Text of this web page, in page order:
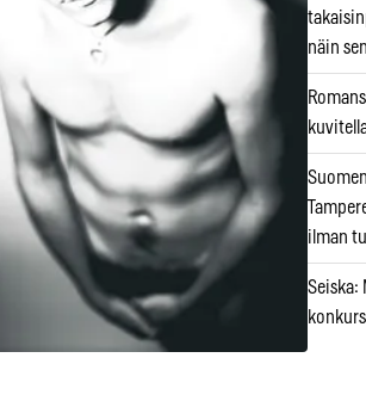
näin
ilman
Seiska: